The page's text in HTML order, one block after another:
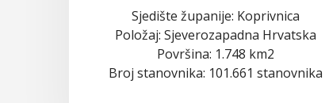
Sjedište županije: Koprivnica
Položaj: Sjeverozapadna Hrvatska
Površina: 1.748 km2
Broj stanovnika: 101.661 stanovnika